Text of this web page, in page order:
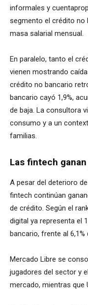
informales y
segmento el crédito no
masa salarial mensual.
En paralelo, tanto el
vienen mostrando
crédito no bancario
bancario cayó 1,9%,
de baja. La consultora
consumo y a un
familias.
Las fintech
A pesar del deterioro
fintech continúan
de crédito. Según el
digital ya representa el
bancario, frente al
Mercado Libre se
jugadores del sector y
mercado, mientras que